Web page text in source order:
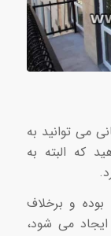
می توانید به
که البته به
بوده و برخلاف
می شود،